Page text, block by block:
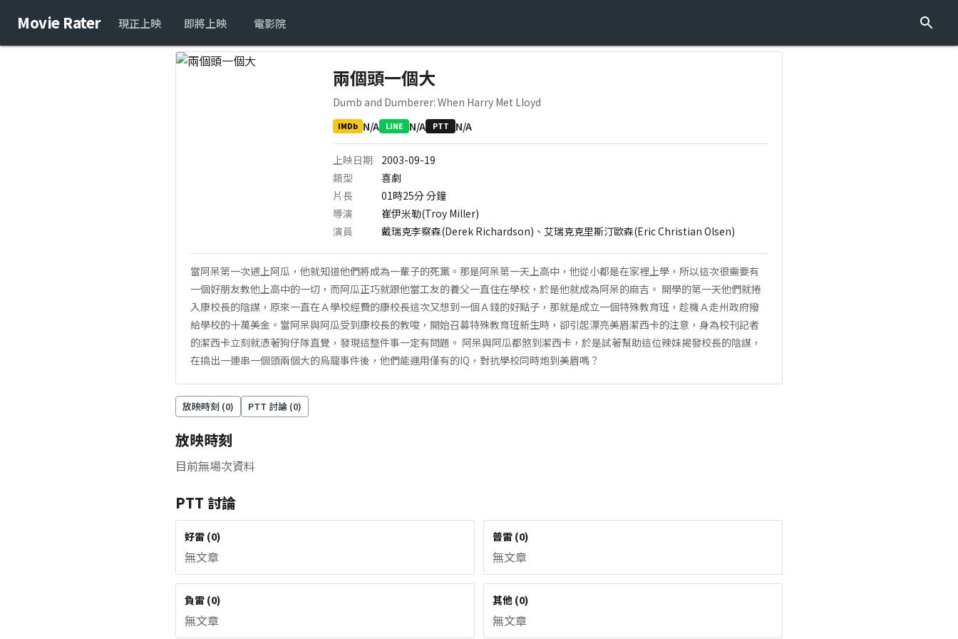
Movie Rater 現正上映 即將上映 電影院
兩個頭一個大
Dumb and Dumberer: When Harry Met Lloyd
IMDb N/A LINE N/A PTT N/A
上映日期
2003-09-19
類型
喜劇
片長
01時25分分鐘
導演
崔伊米勒(Troy Miller)
演員
戴瑞克李察森(Derek Richardson)、艾瑞克克里斯汀歐森(Eric Christian Olsen)
當阿呆第一次遇上阿瓜，他就知道他們將成為一輩子的死黨。那是阿呆第一天上高中，他從小都是在家裡上學，所以這次很需要有
一個好朋友教他上高中的一切，而阿瓜正巧就跟他當工友的養父一直住在學校，於是他就成為阿呆的麻吉。 開學的第一天他們就捲
入康校長的陰謀，原來一直在Ａ學校經費的康校長這次又想到一個Ａ錢的好點子，那就是成立一個特殊教育班，趁機Ａ走州政府撥
給學校的十萬美金。當阿呆與阿瓜受到康校長的教唆，開始召募特殊教育班新生時，卻引起漂亮美眉潔西卡的注意，身為校刊記者
的潔西卡立刻就憑著狗仔隊直覺，發現這整件事一定有問題。 阿呆與阿瓜都煞到潔西卡，於是試著幫助這位辣妹揭發校長的陰謀，
在搞出一連串一個頭兩個大的烏龍事件後，他們能運用僅有的IQ，對抗學校同時炮到美眉嗎？
放映時刻 (0) PTT 討論 (0)
放映時刻
目前無場次資料
PTT 討論
好雷 (0)
無文章
普雷 (0)
無文章
負雷 (0)
無文章
其他 (0)
無文章